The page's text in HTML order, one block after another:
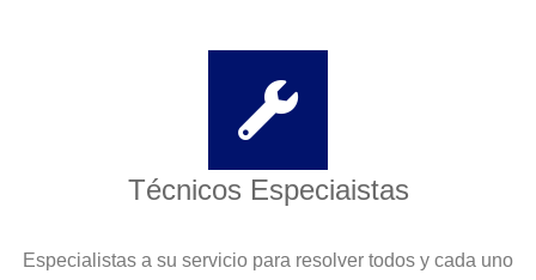
Técnicos Especiaistas
Especialistas a su servicio para resolver todos y cada uno